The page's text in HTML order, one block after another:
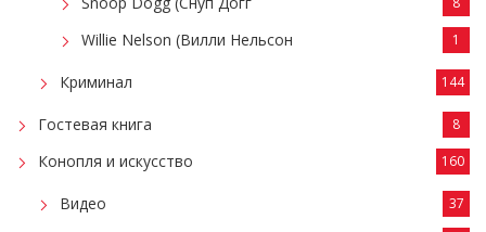
Willie Nelson (Вилли Нельсон 1
Криминал 144
Гостевая книга 8
Конопля и искусство 160
Видео 37